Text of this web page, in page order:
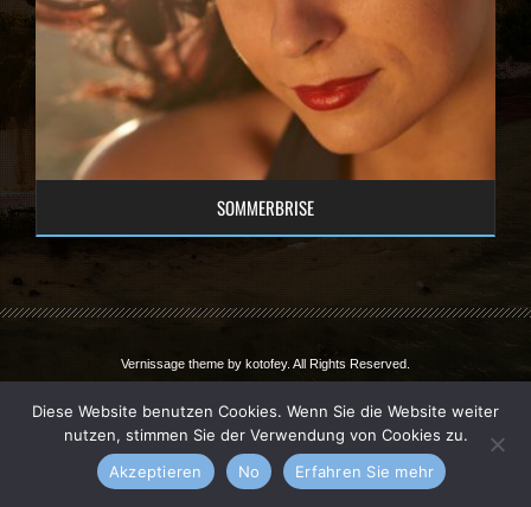
SOMMERBRISE
Vernissage theme by kotofey. All Rights Reserved.
Diese Website benutzen Cookies. Wenn Sie die Website weiter
nutzen, stimmen Sie der Verwendung von Cookies zu.
Akzeptieren
No Erfahren Sie mehr